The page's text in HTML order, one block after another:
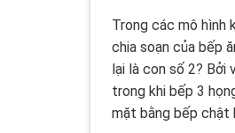
Trong các mô hình
chia soạn của bếp
lại là con số 2?
trong khi bếp 3
mặt bằng bếp chật